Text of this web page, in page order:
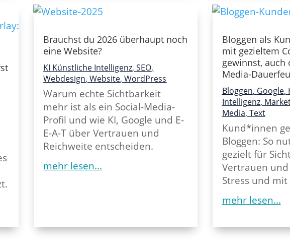
Brauchst du 2026 überhaupt noch
eine Website?
KI Künstliche Intelligenz,SEO,
Webdesign,Website,WordPress
Warum echte Sichtbarkeit
mehr ist als ein Social-Media-
Profil und wie KI, Google und E-
E-A-T über Vertrauen und
Reichweite entscheiden.
mehr lesen...
Bloggen als
mit gezieltem
gewinnst, auch
Media-
Bloggen, Google,
Intelligenz,
Media, Text
Kund*innen
Bloggen: So
gezielt für
Vertrauen und
Stress und
mehr lesen...